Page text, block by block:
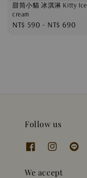
甜筒小貓 冰淇淋 Kitty Ice
cream
Regular
NT$ 590 - NT$ 690
Follow us
We accept